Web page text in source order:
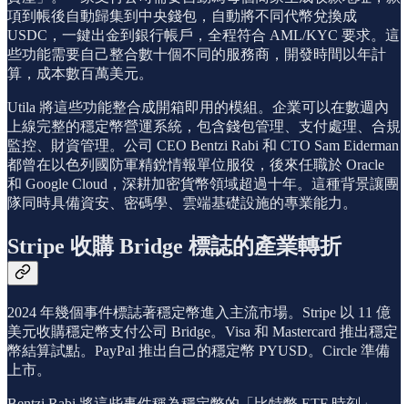
項到帳後自動歸集到中央錢包，自動將不同代幣兌換成
USDC，一鍵出金到銀行帳戶，全程符合 AML/KYC 要求。這
些功能需要自己整合數十個不同的服務商，開發時間以年計
算，成本數百萬美元。
Utila 將這些功能整合成開箱即用的模組。企業可以在數週內
上線完整的穩定幣營運系統，包含錢包管理、支付處理、合規
監控、財資管理。公司 CEO Bentzi Rabi 和 CTO Sam Eiderman
都曾在以色列國防軍精銳情報單位服役，後來任職於 Oracle
和 Google Cloud，深耕加密貨幣領域超過十年。這種背景讓團
隊同時具備資安、密碼學、雲端基礎設施的專業能力。
Stripe 收購 Bridge 標誌的產業轉折
2024 年幾個事件標誌著穩定幣進入主流市場。Stripe 以 11 億
美元收購穩定幣支付公司 Bridge。Visa 和 Mastercard 推出穩定
幣結算試點。PayPal 推出自己的穩定幣 PYUSD。Circle 準備
上市。